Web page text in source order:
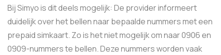
Bij Simyo is dit deels mogelijk: De provider informeert
duidelijk over het bellen naar bepaalde nummers met een
prepaid simkaart. Zo is het niet mogelijk om naar 0906 en
0909-nummers te bellen. Deze nummers worden vaak